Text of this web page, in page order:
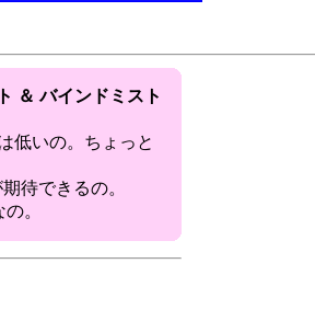
＆ バインドミスト
低いの。ちょっと
待できるの。
。